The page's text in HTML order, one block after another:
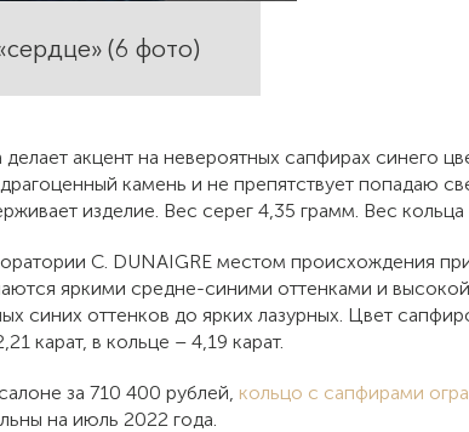
(6 фото)
акцент на невероятных сапфирах синего
камень и не препятствует попадаю
изделие. Вес серег 4,35 грамм. Вес
C. DUNAIGRE местом происхождения
яркими средне-синими оттенками и высокой
синих оттенков до ярких лазурных. Цвет
карат, в кольце – 4,19 карат.
за 710 400 рублей, кольцо с сапфирами
на июль 2022 года.